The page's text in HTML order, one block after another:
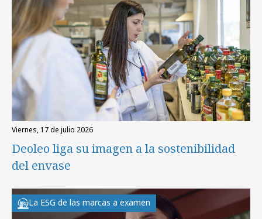
viernes, 17 de julio 2026
Deoleo liga su imagen a la sostenibilidad
del envase
La ESG de las marcas a examen